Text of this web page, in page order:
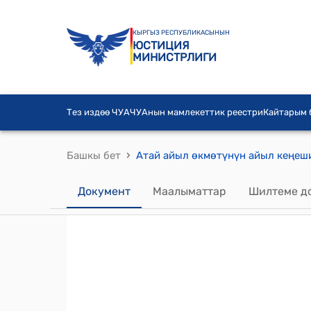
КЫРГЫЗ РЕСПУБЛИКАСЫНЫН
ЮСТИЦИЯ
МИНИСТРЛИГИ
Тез издөө ЧУАЧУАнын мамлекеттик реестриКайтарым
Башкы бет ›
Документ Маалыматтар Шилтеме